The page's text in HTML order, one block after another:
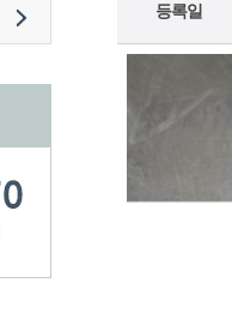
등록일